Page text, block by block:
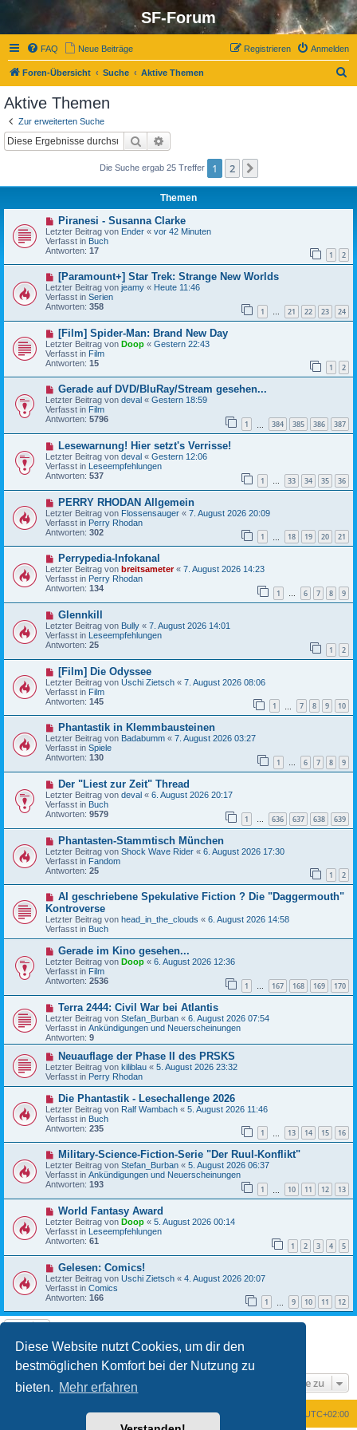
Diese Website nutzt Cookies, um dir den
bestmöglichen Komfort bei der Nutzung zu
bieten. Mehr erfahren
SF-Forum
FAQ Neue Beiträge Anmelden
Registrieren
Foren-Übersicht Suche Aktive Themen
Aktive Themen
Zur erweiterten Suche
Suche
Die Suche ergab 25 Treffer 1 2
Themen
N
e
u
e
r
B
i
t
r
g
Piranesi - Susanna Clarke
Letzter Beitrag von Ender « vor 42 Minuten
Verfasst in Buch
Antworten: 17 1 2
N
e
u
e
r
B
e
i
t
r
g
[Paramount+] Star Trek: Strange New Worlds
Letzter Beitrag von jeamy « Heute 11:46
Verfasst in Serien
Antworten: 358 1 … 21 22 23 24
N
e
u
e
r
B
e
i
t
r
g
[Film] Spider-Man: Brand New Day
Letzter Beitrag von Doop « Gestern 22:43
Verfasst in Film
Antworten: 15 1 2
N
e
u
e
B
i
t
r
g
Gerade auf DVD/BluRay/Stream gesehen...
Letzter Beitrag von deval « Gestern 18:59
Verfasst in Film
Antworten: 5796 1 384 385 386 387
N
e
u
e
r
B
e
i
t
r
g
Lesewarnung! Hier setzt's Verrisse!
Letzter Beitrag von deval « Gestern 12:06
Verfasst in Leseempfehlungen
Antworten: 537 1 … 33 34 35 36
N
e
u
e
r
B
i
t
r
g
PERRY RHODAN Allgemein
Letzter Beitrag von Flossensauger « 7. August 2026 20:09
Verfasst in Perry Rhodan
Antworten: 302 1 18 19 20 21
N
e
u
e
B
e
i
t
r
g
Perrypedia-Infokanal
Letzter Beitrag von breitsameter« 7. August 2026 14:23
Verfasst in Perry Rhodan
Antworten: 134 1 … 6 7 8 9
N
e
u
e
r
B
e
i
t
r
g
Glennkill
Letzter Beitrag von Bully « 7. August 2026 14:01
Verfasst in Leseempfehlungen
Antworten: 25 1 2
N
e
u
e
r
B
i
t
r
g
[Film] Die Odyssee
Letzter Beitrag von Uschi Zietsch « 7. August 2026 08:06
Verfasst in Film
Antworten: 145 1 7 8 9 10
N
e
u
e
B
i
t
r
g
Phantastik in Klemmbausteinen
Letzter Beitrag von Badabumm « 7. August 2026 03:27
Verfasst in Spiele
Antworten: 130 1 … 6 7 8 9
N
e
u
e
r
B
e
i
t
r
g
Der "Liest zur Zeit" Thread
Letzter Beitrag von deval « 6. August 2026 20:17
Verfasst in Buch
Antworten: 9579 1 … 636 637 638 639
N
e
u
e
r
B
e
i
t
r
a
Phantasten-Stammtisch München
Letzter Beitrag von Shock Wave Rider « 6. August 2026 17:30
Verfasst in Fandom
Antworten: 25 1 2
N
u
e
r
B
e
i
t
r
AI geschriebene Spekulative Fiction ? Die "Daggermouth"
Kontroverse
Letzter Beitrag von head_in_the_clouds « 6. August 2026 14:58
Verfasst in Buch
N
e
u
e
r
B
e
i
t
r
a
g
Gerade im Kino gesehen...
Letzter Beitrag von Doop « 6. August 2026 12:36
Verfasst in Film
Antworten: 2536 1 … 167 168 169 170
N
e
u
e
r
B
e
i
t
a
g
Terra 2444: Civil War bei Atlantis
Letzter Beitrag von Stefan_Burban « 6. August 2026 07:54
Verfasst in Ankündigungen und Neuerscheinungen
Antworten: 9
N
e
u
e
B
e
i
t
r
a
g
Neuauflage der Phase II des PRSKS
Letzter Beitrag von kiliblau « 5. August 2026 23:32
Verfasst in Perry Rhodan
N
e
u
e
r
B
i
t
r
g
Die Phantastik - Lesechallenge 2026
Letzter Beitrag von Ralf Wambach « 5. August 2026 11:46
Verfasst in Buch
Antworten: 235 1 13 14 15 16
N
e
u
e
B
e
i
t
r
g
Military-Science-Fiction-Serie "Der Ruul-Konflikt"
Letzter Beitrag von Stefan_Burban « 5. August 2026 06:37
Verfasst in Ankündigungen und Neuerscheinungen
Antworten: 193 1 10 11 12 13
N
e
u
e
r
B
e
i
t
r
g
World Fantasy Award
Letzter Beitrag von Doop « 5. August 2026 00:14
Verfasst in Leseempfehlungen
Antworten: 61 1 2 3 4 5
N
e
u
e
r
B
e
t
r
a
g
Gelesen: Comics!
Letzter Beitrag von Uschi Zietsch « 4. August 2026 20:07
Verfasst in Comics
Antworten: 166 1 9 10 11 12
Die Suche ergab 25 Treffer 1 2
Gehe zu
Foren-Übersicht UTC+02:00